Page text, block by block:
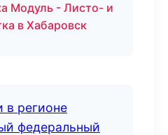
Модуль - Листо- и
в Хабаровск
в регионе
федеральный